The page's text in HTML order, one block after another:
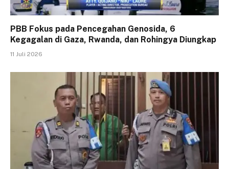
PBB Fokus pada Pencegahan Genosida, 6
Kegagalan di Gaza, Rwanda, dan Rohingya Diungkap
11 Juli 2026